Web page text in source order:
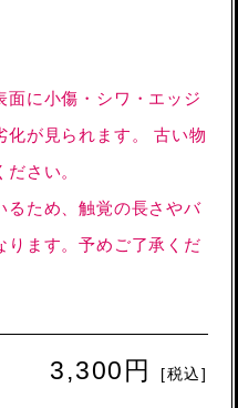
面に小傷・シワ・エッジ
化が見られます。 古い物
さい。
るため、触覚の長さやバ
ります。予めご了承くだ
3,300円 [税込]